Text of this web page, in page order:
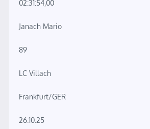
02:31:54,00
Janach Mario
89
LC Villach
Frankfurt/GER
26.10.25